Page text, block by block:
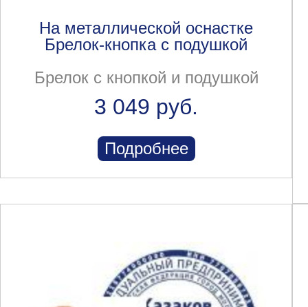
На металлической оснастке
Брелок-кнопка с подушкой
Брелок с кнопкой и подушкой
3 049 руб.
Подробнее